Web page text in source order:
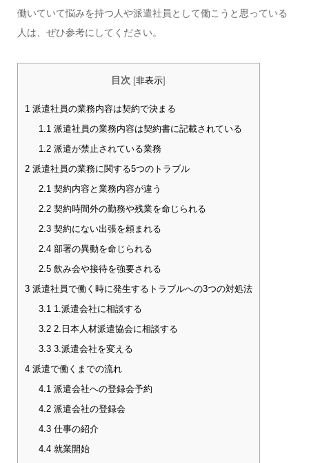
働いていて悩みを持つ人や派遣社員として働こうと思っている
人は、ぜひ参考にしてください。
目次 [非表示
1派遣社員の業務内容は契約で決まる
1.1派遣社員の業務内容は契約書に記載されている
1.2派遣が禁止されている業務
2派遣社員の業務に関する5つのトラブル
2.1契約内容と業務内容が違う
2.2契約時間外の勤務や残業を命じられる
2.3契約にない出張を頼まれる
2.4部署の異動を命じられる
2.5飲み会や接待を強要される
3派遣社員で働く時に発生するトラブルへの3つの対処法
3.11.派遣会社に相談する
3.22.日本人材派遣協会に相談する
3.33.派遣会社を変える
4派遣で働くまでの流れ
4.1派遣会社への登録会予約
4.2派遣会社の登録会
4.3仕事の紹介
4.4就業開始